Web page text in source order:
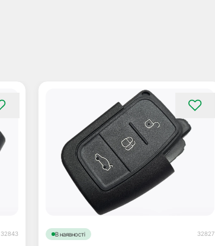
32843 В наявності 32827